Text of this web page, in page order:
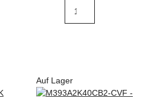
Auf Lager